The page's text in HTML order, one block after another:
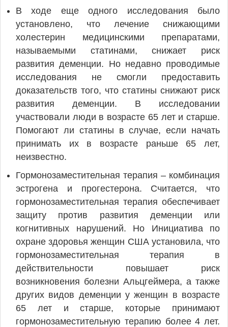
В ходе еще одного исследования было
установлено, что лечение снижающими
холестерин медицинскими препаратами,
называемыми статинами, снижает риск
развития деменции. Но недавно проводимые
исследования не смогли предоставить
доказательств того, что статины снижают риск
развития деменции. В исследовании
участвовали люди в возрасте 65 лет и старше.
Помогают ли статины в случае, если начать
принимать их в возрасте раньше 65 лет,
неизвестно.
Гормонозаместительная терапия – комбинация
эстрогена и прогестерона. Считается, что
гормонозаместительная терапия обеспечивает
защиту против развития деменции или
когнитивных нарушений. Но Инициатива по
охране здоровья женщин США установила, что
гормонозаместительная терапия в
действительности повышает риск
возникновения болезни Альцгеймера, а также
других видов деменции у женщин в возрасте
65 лет и старше, которые принимают
гормонозаместительную терапию более 4 лет.